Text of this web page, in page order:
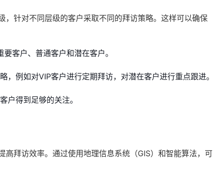
针对不同层级的客户采取不同的拜访策略。这样可以确保
客户、普通客户和潜在客户。
，例如对VIP客户进行定期拜访，对潜在客户进行重点跟进。
户得到足够的关注。
拜访效率。通过使用地理信息系统（GIS）和智能算法，可